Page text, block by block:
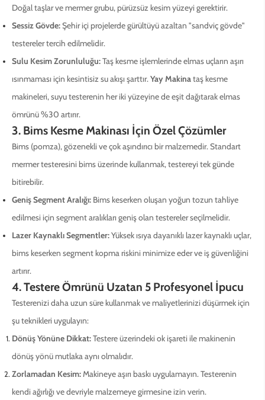
Doğal taşlar ve mermer grubu, pürüzsüz kesim yüzeyi gerektirir.
Sessiz Gövde:Şehir içi projelerde gürültüyü azaltan "sandviç gövde"
testereler tercih edilmelidir.
Sulu Kesim Zorunluluğu:Taş kesme işlemlerinde elmas uçların aşırı
ısınmaması için kesintisiz su akışı şarttır.Yay Makinataş kesme
makineleri, suyu testerenin her iki yüzeyine de eşit dağıtarak elmas
ömrünü %30 artırır.
3. Bims Kesme Makinası İçin Özel Çözümler
Bims (pomza), gözenekli ve çok aşındırıcı bir malzemedir. Standart
mermer testeresini bims üzerinde kullanmak, testereyi tek günde
bitirebilir.
Geniş Segment Aralığı: Bims keserken oluşan yoğun tozun tahliye
edilmesi için segment aralıkları geniş olan testereler seçilmelidir.
Lazer Kaynaklı Segmentler:Yüksek ısıya dayanıklı lazer kaynaklı uçlar,
bims keserken segment kopma riskini minimize eder ve iş güvenliğini
artırır.
4. Testere Ömrünü Uzatan 5 Profesyonel İpucu
Testerenizi daha uzun süre kullanmak ve maliyetlerinizi düşürmek için
şu teknikleri uygulayın:
Dönüş Yönüne Dikkat:Testere üzerindeki ok işareti ile makinenin
dönüş yönü mutlaka aynı olmalıdır.
Zorlamadan Kesim:Makineye aşırı baskı uygulamayın. Testerenin
kendi ağırlığı ve devriyle malzemeye girmesine izin verin.